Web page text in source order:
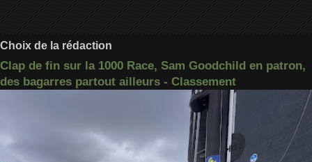
Choix de la rédaction
Clap de fin sur la 1000 Race, Sam Goodchild en patron,
des bagarres partout ailleurs - Classement